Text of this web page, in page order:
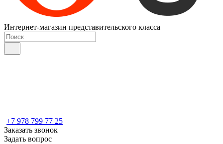
Интернет-магазин представительского класса
+7 978 799 77 25
Заказать звонок
Задать вопрос